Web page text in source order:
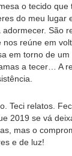
o tecido que
do meu lugar
São
nos reúne em
em torno de
a tecer… A
Teci relatos.
2019 se vá
mas o
e de luz!